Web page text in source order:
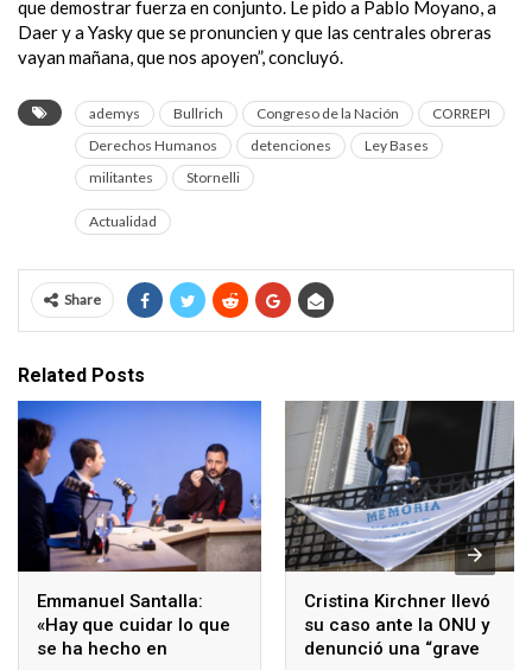
que demostrar fuerza en conjunto. Le pido a Pablo Moyano, a
Daer y a Yasky que se pronuncien y que las centrales obreras
vayan mañana, que nos apoyen”, concluyó.
ademys Bullrich Congreso de la Nación
CORREPI
Derechos Humanos
detenciones
Ley Bases
militantes
Stornelli
Actualidad
Share
Related Posts
Emmanuel Santalla:
«Hay que cuidar lo que
se ha hecho en
Cristina Kirchner llevó
su caso ante la ONU y
denunció una “grave